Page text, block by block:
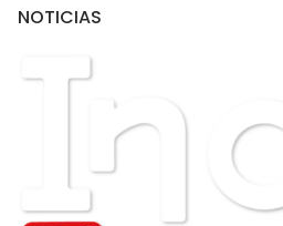
PUBLICACIONES
CONSEJOS DEPARTAMENTALES
Amazonas
Ancash Chimbote
Ancash Huaraz
NOTICIAS